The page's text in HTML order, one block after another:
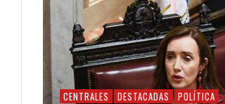
CENTRALES DESTACADAS POLÍTICA